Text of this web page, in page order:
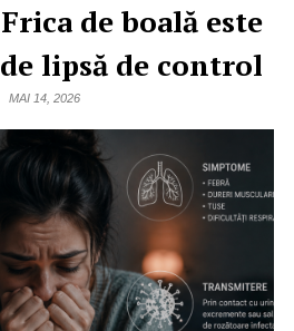
de boală este
lipsă de control
MAI 14, 2026